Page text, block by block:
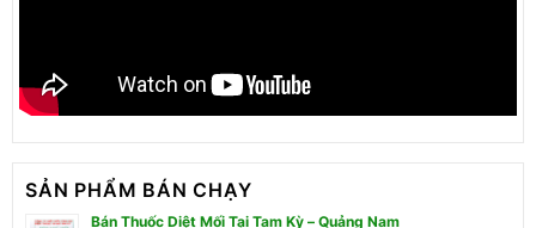
SẢN PHẨM BÁN CHẠY
Bán Thuốc Diệt Mối Tại Tam Kỳ – Quảng Nam